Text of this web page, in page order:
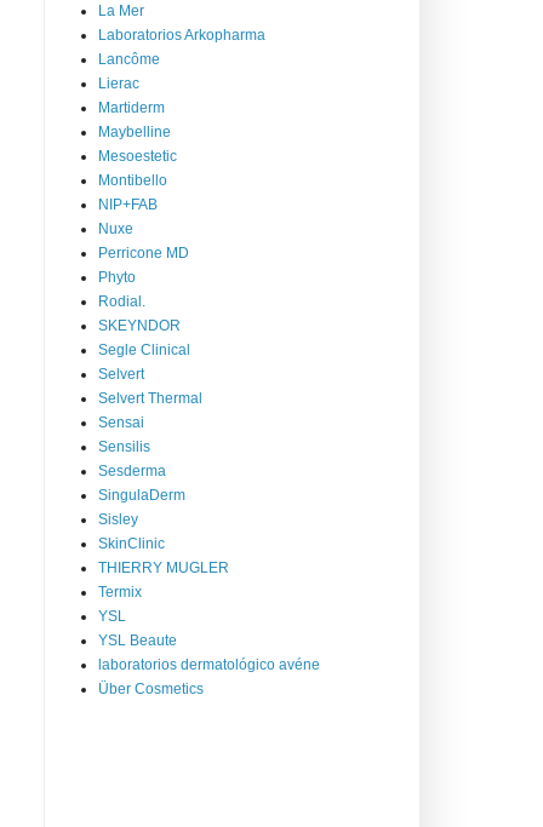
La Mer
Laboratorios Arkopharma
Lancôme
Lierac
Martiderm
Maybelline
Mesoestetic
Montibello
NIP+FAB
Nuxe
Perricone MD
Phyto
Rodial.
SKEYNDOR
Segle Clinical
Selvert
Selvert Thermal
Sensai
Sensilis
Sesderma
SingulaDerm
Sisley
SkinClinic
THIERRY MUGLER
Termix
YSL
YSL Beaute
laboratorios dermatológico avéne
Über Cosmetics